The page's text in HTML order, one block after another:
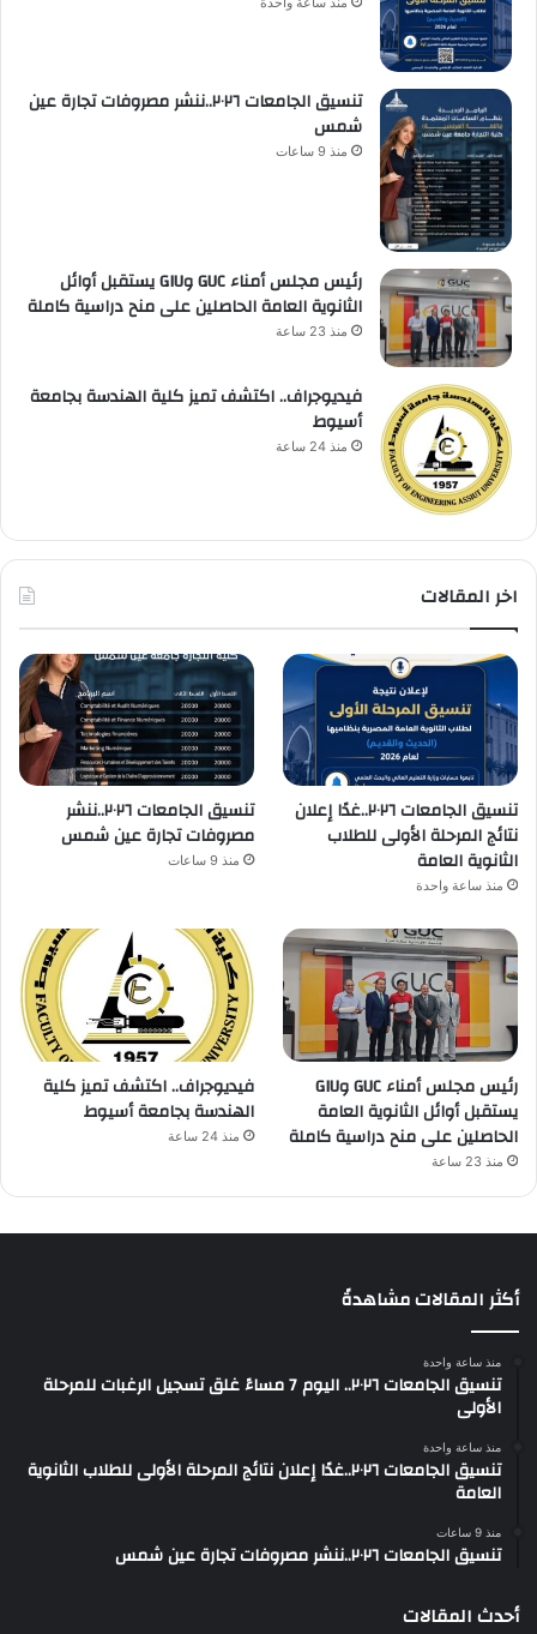
تنسيق الجامعات ٢٠٢٦..ننشر مصروفات تجارة عين
شمس
منذ 9 ساعات
رئيس مجلس أمناء GUC وGIU يستقبل أوائل
الثانوية العامة الحاصلين على منح دراسية كاملة
منذ 23 ساعة
فيديوجراف.. اكتشف تميز كلية الهندسة بجامعة
أسيوط
منذ 24 ساعة
اخر المقالات
تنسيق الجامعات ٢٠٢٦..غدًا إعلان
نتائج المرحلة الأولى للطلاب
الثانوية العامة
منذ ساعة واحدة
تنسيق الجامعات ٢٠٢٦..ننشر
مصروفات تجارة عين شمس
منذ 9 ساعات
رئيس مجلس أمناء GUC وGIU
يستقبل أوائل الثانوية العامة
الحاصلين على منح دراسية كاملة
منذ 23 ساعة
فيديوجراف.. اكتشف تميز كلية
الهندسة بجامعة أسيوط
منذ 24 ساعة
أكثر المقالات مشاهدةً
منذ ساعة واحدة
تنسيق الجامعات ٢٠٢٦.. اليوم 7 مساءً غلق تسجيل الرغبات للمرحلة
الأولى
منذ ساعة واحدة
تنسيق الجامعات ٢٠٢٦..غدًا إعلان نتائج المرحلة الأولى للطلاب الثانوية
العامة
منذ 9 ساعات
تنسيق الجامعات ٢٠٢٦..ننشر مصروفات تجارة عين شمس
أحدث المقالات